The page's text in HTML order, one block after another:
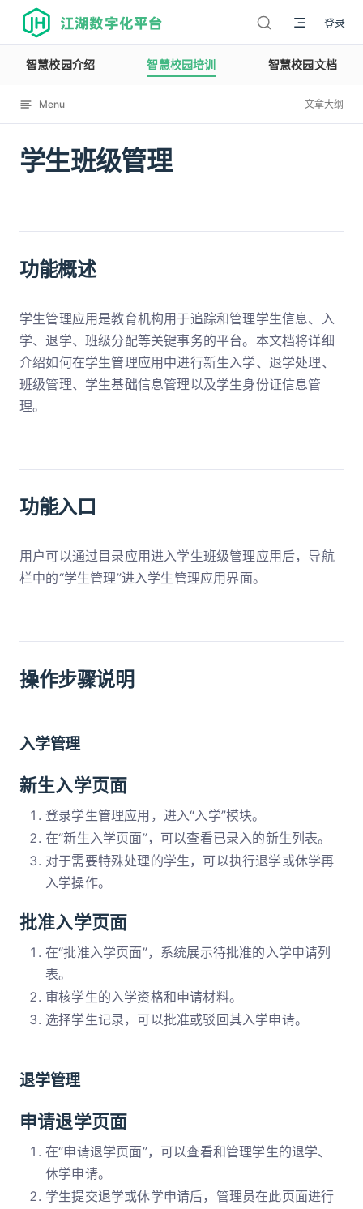
江湖数字化平台 登录
智慧校园介绍 智慧校园培训 智慧校园文档
Menu 文章大纲
学生班级管理
12113
功能概述
学生管理应用是教育机构用于追踪和管理学生信息、入
学、退学、班级分配等关键事务的平台。本文档将详细
介绍如何在学生管理应用中进行新生入学、退学处理、
班级管理、学生基础信息管理以及学生身份证信息管
理。
功能入口
用户可以通过目录应用进入学生班级管理应用后，导航
栏中的“学生管理”进入学生管理应用界面。
操作步骤说明
入学管理
新生入学页面
登录学生管理应用，进入“入学”模块。
在“新生入学页面”，可以查看已录入的新生列表。
对于需要特殊处理的学生，可以执行退学或休学再
入学操作。
批准入学页面
在“批准入学页面”，系统展示待批准的入学申请列
表。
审核学生的入学资格和申请材料。
选择学生记录，可以批准或驳回其入学申请。
退学管理
申请退学页面
在“申请退学页面”，可以查看和管理学生的退学、
休学申请。
学生提交退学或休学申请后，管理员在此页面进行